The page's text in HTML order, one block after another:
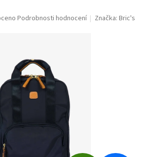
Podrobnosti hodnocení Značka:Bric's